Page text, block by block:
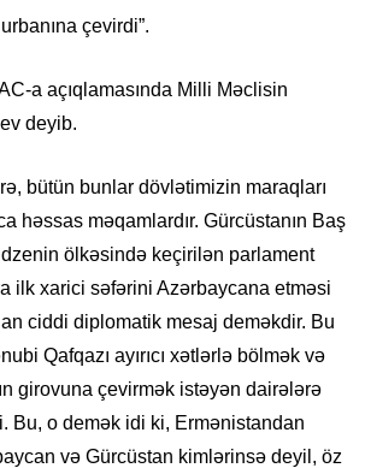
çevirdi”.
a açıqlamasında Milli Məclisin
deyib.
bütün bunlar dövlətimizin maraqları
həssas məqamlardır. Gürcüstanın Baş
ölkəsində keçirilən parlament
ilk xarici səfərini Azərbaycana etməsi
ciddi diplomatik mesaj deməkdir. Bu
Qafqazı ayırıcı xətlərlə bölmək və
girovuna çevirmək istəyən dairələrə
Bu, o demək idi ki, Ermənistandan
və Gürcüstan kimlərinsə deyil, öz